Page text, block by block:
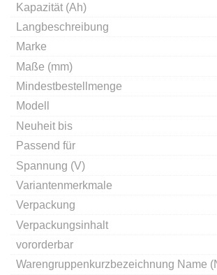
Kapazität (Ah)
Langbeschreibung
Marke
Maße (mm)
Mindestbestellmenge
Modell
Neuheit bis
Passend für
Spannung (V)
Variantenmerkmale
Verpackung
Verpackungsinhalt
vororderbar
Warengruppenkurzbezeichnung Name